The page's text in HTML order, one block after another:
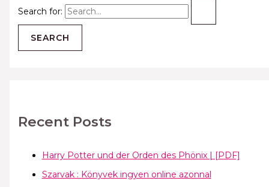
Search for:
Recent Posts
Harry Potter und der Orden des Phönix | [PDF]
Szarvak : Könyvek ingyen online azonnal